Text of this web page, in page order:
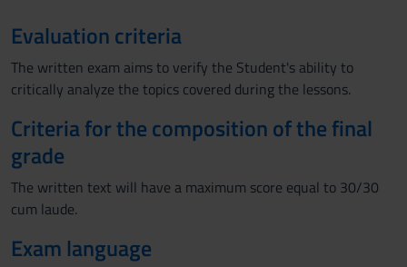
Evaluation criteria
The written exam aims to verify the Student's ability to
critically analyze the topics covered during the lessons.
Criteria for the composition of the final
grade
The written text will have a maximum score equal to 30/30
cum laude.
Exam language